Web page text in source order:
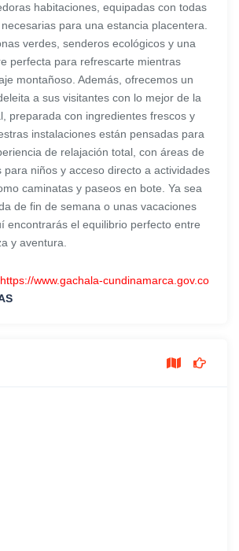
habitaciones, equipadas con todas
para una estancia placentera.
verdes, senderos ecológicos y una
perfecta para refrescarte mientras
montañoso. Además, ofrecemos un
a sus visitantes con lo mejor de la
preparada con ingredientes frescos y
instalaciones están pensadas para
de relajación total, con áreas de
para niños y acceso directo a actividades
caminatas y paseos en bote. Ya sea
de fin de semana o unas vacaciones
encontrarás el equilibrio perfecto entre
y aventura.
https://www.gachala-cundinamarca.gov.co